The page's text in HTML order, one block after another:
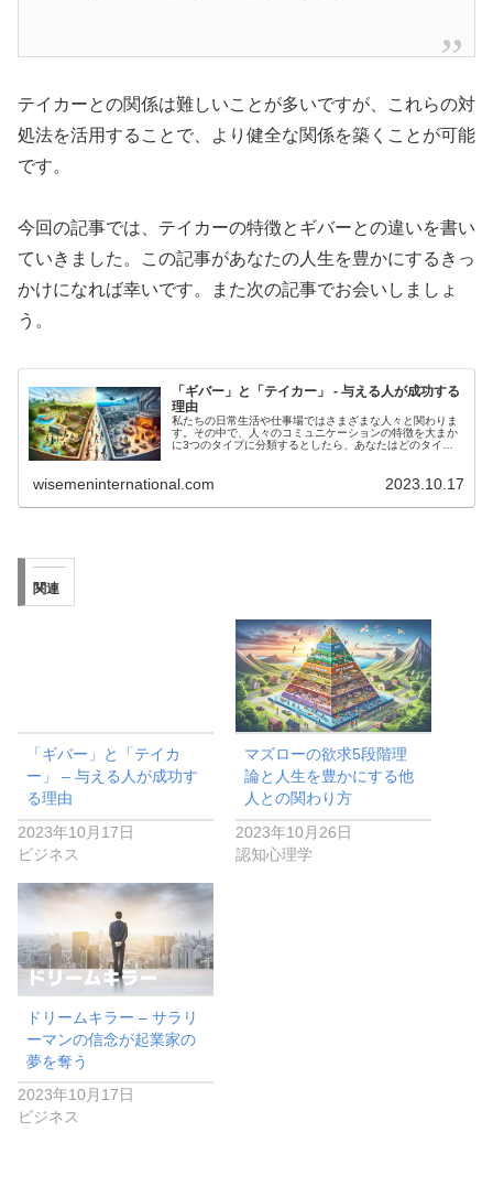
テイカーとの関係は難しいことが多いですが、これらの対
処法を活用することで、より健全な関係を築くことが可能
です。
今回の記事では、テイカーの特徴とギバーとの違いを書い
ていきました。この記事があなたの人生を豊かにするきっ
かけになれば幸いです。また次の記事でお会いしましょ
う。
「ギバー」と「テイカー」 - 与える人が成功する
理由
私たちの日常生活や仕事場ではさまざまな人々と関わりま
す。その中で、人々のコミュニケーションの特徴を大まか
に3つのタイプに分類するとしたら、あなたはどのタイプ
wisemeninternational.com 2023.10.17
関連
「ギバー」と「テイカ
ー」 – 与える人が成功す
る理由
2023年10月17日
ビジネス
マズローの欲求5段階理
論と人生を豊かにする他
人との関わり方
2023年10月26日
認知心理学
ドリームキラー – サラリ
ーマンの信念が起業家の
夢を奪う
2023年10月17日
ビジネス